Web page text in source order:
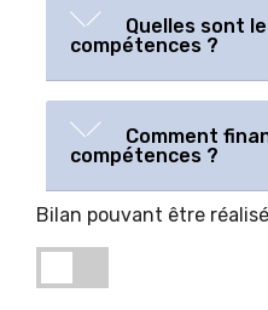
Quelles sont
compétences ?
Comment
compétences ?
Bilan pouvant être